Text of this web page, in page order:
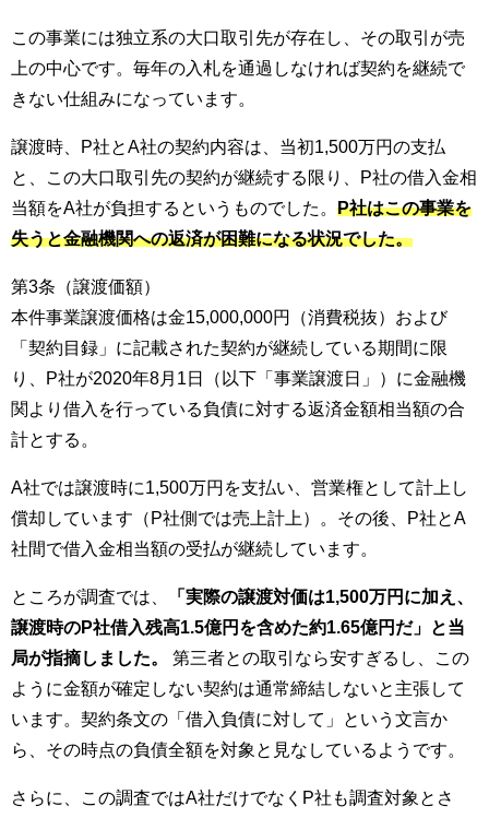
この事業には独立系の大口取引先が存在し、その取引が売
上の中心です。毎年の入札を通過しなければ契約を継続で
きない仕組みになっています。
譲渡時、P社とA社の契約内容は、当初1,500万円の支払
と、この大口取引先の契約が継続する限り、P社の借入金相
当額をA社が負担するというものでした。 P社はこの事業を
失うと金融機関への返済が困難になる状況でした。
第3条（譲渡価額）
本件事業譲渡価格は金15,000,000円（消費税抜）および
「契約目録」に記載された契約が継続している期間に限
り、P社が2020年8月1日（以下「事業譲渡日」）に金融機
関より借入を行っている負債に対する返済金額相当額の合
計とする。
A社では譲渡時に1,500万円を支払い、営業権として計上し
償却しています（P社側では売上計上）。その後、P社とA
社間で借入金相当額の受払が継続しています。
ところが調査では、
「実際の譲渡対価は1,500万円に加え、
譲渡時のP社借入残高1.5億円を含めた約1.65億円だ」と当
局が指摘しました。
第三者との取引なら安すぎるし、この
ように金額が確定しない契約は通常締結しないと主張して
います。契約条文の「借入負債に対して」という文言か
ら、その時点の負債全額を対象と見なしているようです。
さらに、この調査ではA社だけでなくP社も調査対象とさ